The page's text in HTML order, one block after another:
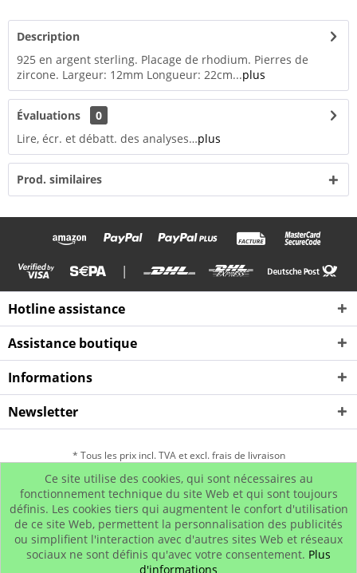
Description
925 en argent sterling. Placage de rhodium. Pierres de
zircone. Largeur: 12mm Longueur: 22cm...plus
Évaluations
0
Lire, écr. et débatt. des analyses…plus
Prod. similaires
|
Hotline assistance
Assistance boutique
Informations
Newsletter
* Tous les prix incl. TVA et excl. frais de livraison
Contact Gestion des retours
Hip Hop Bling
Programme d'affiliation
Paiement et envoi
© www.iced-out.biz
Ce site utilise des cookies, qui sont nécessaires au
fonctionnement technique du site Web et qui sont toujours
définis. Les cookies tiers qui augmentent le confort d'utilisation
de ce site Web, permettent la personnalisation des publicités
ou simplifient l'interaction avec d'autres sites Web et réseaux
sociaux ne sont définis qu'avec votre consentement. Plus
d'informations